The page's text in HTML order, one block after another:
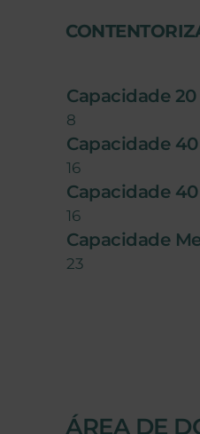
Capacidade
8
Capacidade
16
Capacidade
16
Capacidade
23
ÁREA DE